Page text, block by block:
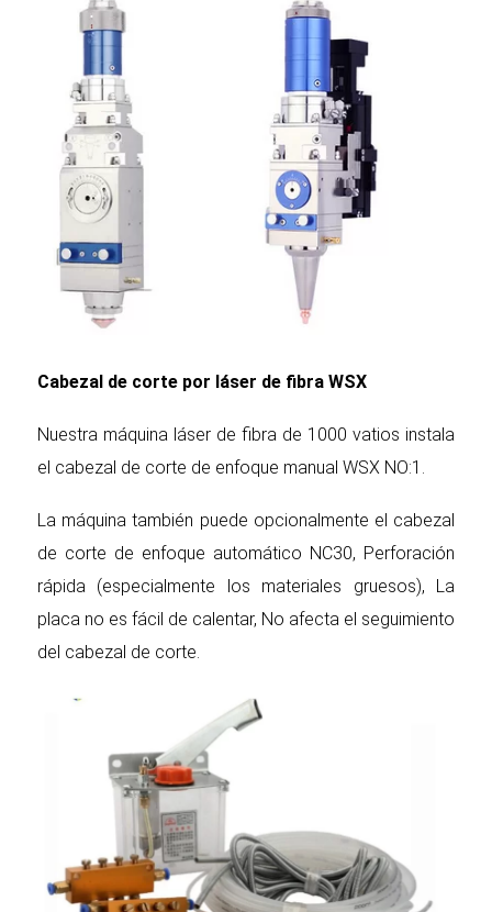
Cabezal de corte por láser de fibra WSX
Nuestra máquina láser de fibra de 1000 vatios instala
el cabezal de corte de enfoque manual WSX NO:1.
La máquina también puede opcionalmente el cabezal
de corte de enfoque automático NC30, Perforación
rápida (especialmente los materiales gruesos), La
placa no es fácil de calentar, No afecta el seguimiento
del cabezal de corte.